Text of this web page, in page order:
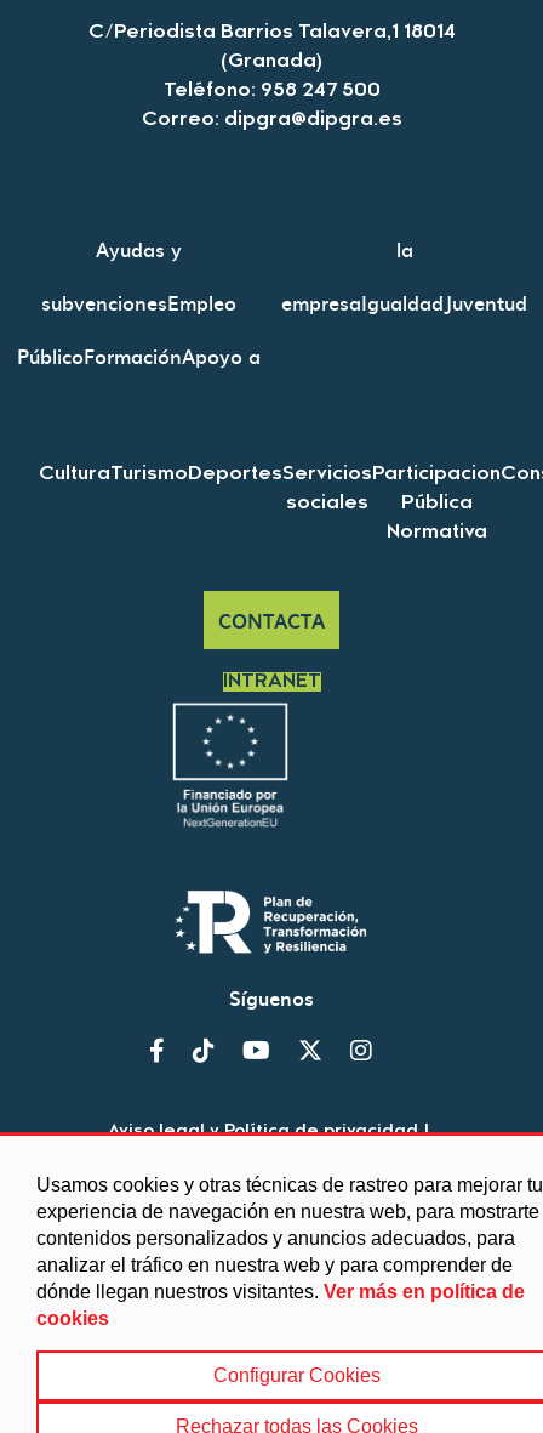
Usamos cookies y otras técnicas de rastreo para mejorar tu
experiencia de navegación en nuestra web, para mostrarte
contenidos personalizados y anuncios adecuados, para
analizar el tráfico en nuestra web y para comprender de
dónde llegan nuestros visitantes. Ver más en política de
cookies
Configurar Cookies
Rechazar todas las Cookies
C/Periodista Barrios Talavera,1 18014
(Granada)
Teléfono: 958 247 500
Correo: dipgra@dipgra.es
Ayudas y
subvencionesEmpleo
PúblicoFormaciónApoyo a
la
empresaIgualdadJuventud
CulturaTurismo DeportesServicios
sociales
Participacion
Pública
Normativa
CONTACTA
INTRANET
Síguenos
©2025 Diputación de Granada
Aviso legal y Política de privacidad |
Búsqueda